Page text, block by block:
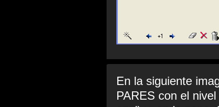
En la siguiente
PARES con el